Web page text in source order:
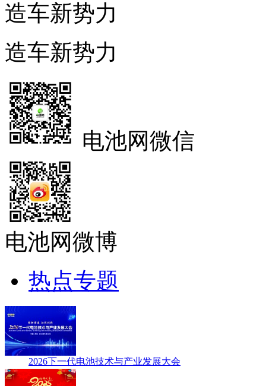
造车新势力
造车新势力
电池网微信
电池网微博
热点专题
2026下一代电池技术与产业发展大会